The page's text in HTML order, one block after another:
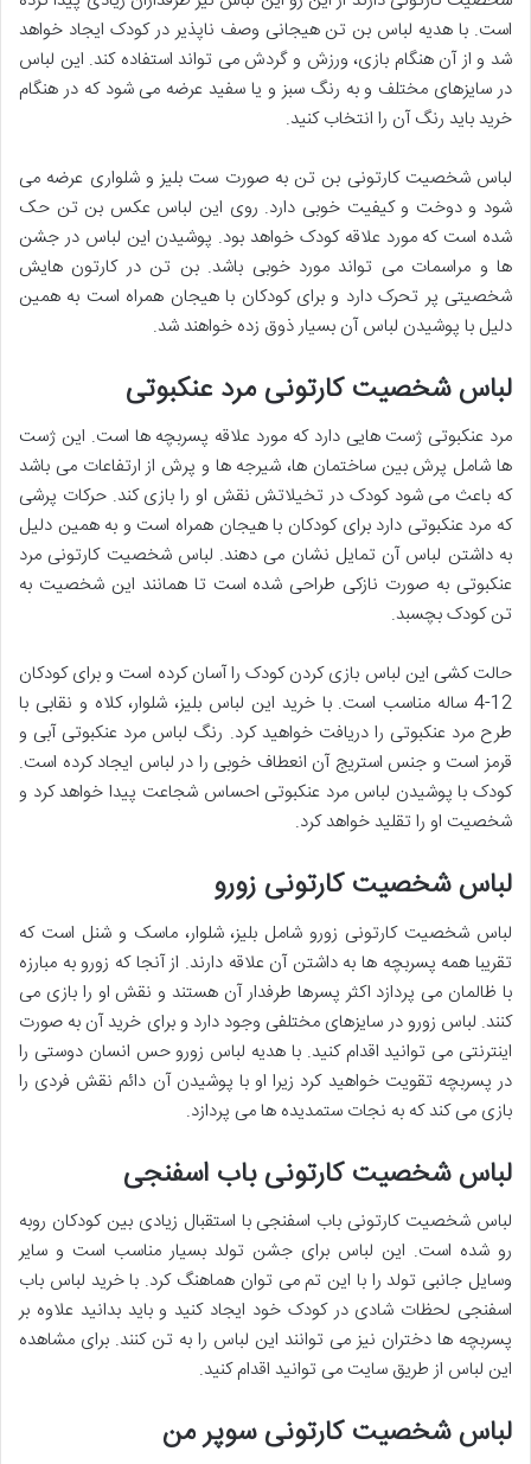
است. با هدیه لباس بن تن هیجانی وصف ناپذیر در کودک ایجاد خواهد
شد و از آن هنگام بازی، ورزش و گردش می تواند استفاده کند. این لباس
در سایزهای مختلف و به رنگ سبز و یا سفید عرضه می شود که در هنگام
خرید باید رنگ آن را انتخاب کنید.
لباس شخصیت کارتونی بن تن به صورت ست بلیز و شلواری عرضه می
شود و دوخت و کیفیت خوبی دارد. روی این لباس عکس بن تن حک
شده است که مورد علاقه کودک خواهد بود. پوشیدن این لباس در جشن
ها و مراسمات می تواند مورد خوبی باشد. بن تن در کارتون هایش
شخصیتی پر تحرک دارد و برای کودکان با هیجان همراه است به همین
دلیل با پوشیدن لباس آن بسیار ذوق زده خواهند شد.
لباس شخصیت کارتونی مرد عنکبوتی
مرد عنکبوتی ژست هایی دارد که مورد علاقه پسربچه ها است. این ژست
ها شامل پرش بین ساختمان ها، شیرجه ها و پرش از ارتفاعات می باشد
که باعث می شود کودک در تخیلاتش نقش او را بازی کند. حرکات پرشی
که مرد عنکبوتی دارد برای کودکان با هیجان همراه است و به همین دلیل
به داشتن لباس آن تمایل نشان می دهند. لباس شخصیت کارتونی مرد
عنکبوتی به صورت نازکی طراحی شده است تا همانند این شخصیت به
تن کودک بچسبد.
حالت کشی این لباس بازی کردن کودک را آسان کرده است و برای کودکان
12-4 ساله مناسب است. با خرید این لباس بلیز، شلوار، کلاه و نقابی با
طرح مرد عنکبوتی را دریافت خواهید کرد. رنگ لباس مرد عنکبوتی آبی و
قرمز است و جنس استریج آن انعطاف خوبی را در لباس ایجاد کرده است.
کودک با پوشیدن لباس مرد عنکبوتی احساس شجاعت پیدا خواهد کرد و
شخصیت او را تقلید خواهد کرد.
لباس شخصیت کارتونی زورو
لباس شخصیت کارتونی زورو شامل بلیز، شلوار، ماسک و شنل است که
تقریبا همه پسربچه ها به داشتن آن علاقه دارند. از آنجا که زورو به مبارزه
با ظالمان می پردازد اکثر پسرها طرفدار آن هستند و نقش او را بازی می
کنند. لباس زورو در سایزهای مختلفی وجود دارد و برای خرید آن به صورت
اینترنتی می توانید اقدام کنید. با هدیه لباس زورو حس انسان دوستی را
در پسربچه تقویت خواهید کرد زیرا او با پوشیدن آن دائم نقش فردی را
بازی می کند که به نجات ستمدیده ها می پردازد.
لباس شخصیت کارتونی باب اسفنجی
لباس شخصیت کارتونی باب اسفنجی با استقبال زیادی بین کودکان روبه
رو شده است. این لباس برای جشن تولد بسیار مناسب است و سایر
وسایل جانبی تولد را با این تم می توان هماهنگ کرد. با خرید لباس باب
اسفنجی لحظات شادی در کودک خود ایجاد کنید و باید بدانید علاوه بر
پسربچه ها دختران نیز می توانند این لباس را به تن کنند. برای مشاهده
این لباس از طریق سایت می توانید اقدام کنید.
لباس شخصیت کارتونی سوپر من